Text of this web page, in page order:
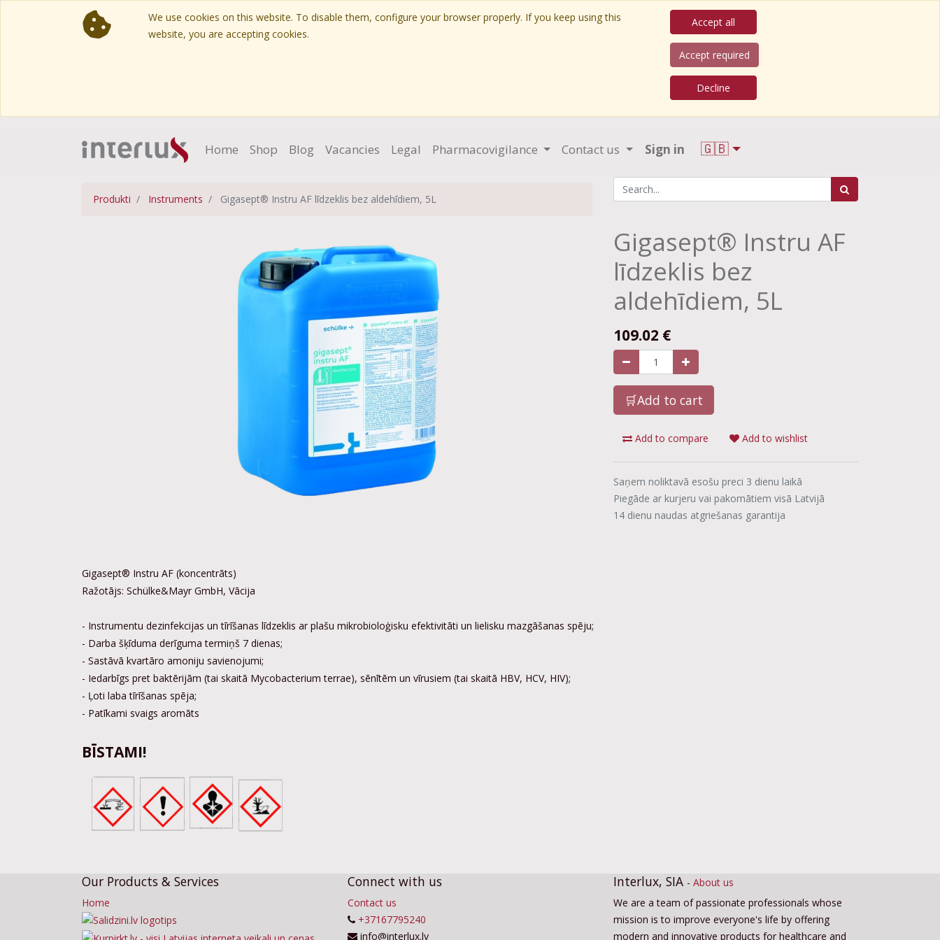
We use cookies on this website. To disable them, configure your browser properly. If you keep using this
website, you are accepting cookies.
Accept all
Accept required
Decline
Home Shop Blog Vacancies Legal Pharmacovigilance Contact us Sign in 🇬🇧
Produkti Instruments Gigasept® Instru AF līdzeklis bez aldehīdiem, 5L
Gigasept® Instru AF
līdzeklis bez
aldehīdiem, 5L
109.02 €
🛒Add to cart
Add to compare Add to wishlist
Saņem noliktavā esošu preci 3 dienu laikā
Piegāde ar kurjeru vai pakomātiem visā Latvijā
14 dienu naudas atgriešanas garantija
Gigasept® Instru AF (koncentrāts)
Ražotājs: Schülke&Mayr GmbH, Vācija
- Instrumentu dezinfekcijas un tīrīšanas līdzeklis ar plašu mikrobioloģisku efektivitāti un lielisku mazgāšanas spēju;
- Darba šķīduma derīguma termiņš 7 dienas;
- Sastāvā kvartāro amoniju savienojumi;
- Iedarbīgs pret baktērijām (tai skaitā Mycobacterium terrae), sēnītēm un vīrusiem (tai skaitā HBV, HCV, HIV);
- Ļoti laba tīrīšanas spēja;
- Patīkami svaigs aromāts
BĪSTAMI!
Our Products & Services
Home
Connect with us
Contact us
+37167795240
info@interlux.lv
Interlux, SIA - About us
We are a team of passionate professionals whose
mission is to improve everyone's life by offering
modern and innovative products for healthcare and